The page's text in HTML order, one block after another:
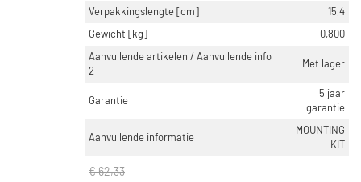
Verpakkingslengte [cm]
15,4
Gewicht [kg]
0,800
Aanvullende artikelen / Aanvullende info
2
Met lager
Garantie
5 jaar
garantie
Aanvullende informatie
MOUNTING
KIT
€ 62,33